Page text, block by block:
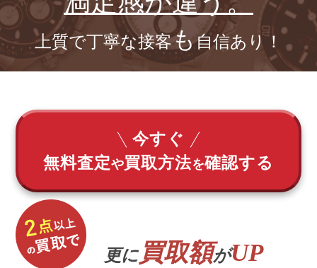
上質で丁寧な接客も自信あり！
今すぐ
無料査定や買取方法を確認する
更に買取額がUP